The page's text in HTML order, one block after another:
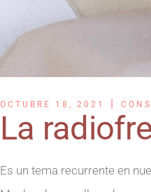
OCTUBRE 18, 2021
La
Es un tema recurrente en